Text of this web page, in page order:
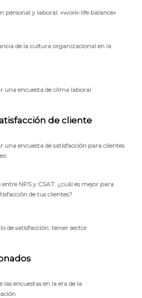
personal y laboral: «work-life balance»
de la cultura organizacional en la
una encuesta de clima laboral
de cliente
una encuesta de satisfacción para clientes
entre NPS y CSAT: ¿cuál es mejor para
de tus clientes?
de satisfacción: tercer sector
las encuestas en la era de la